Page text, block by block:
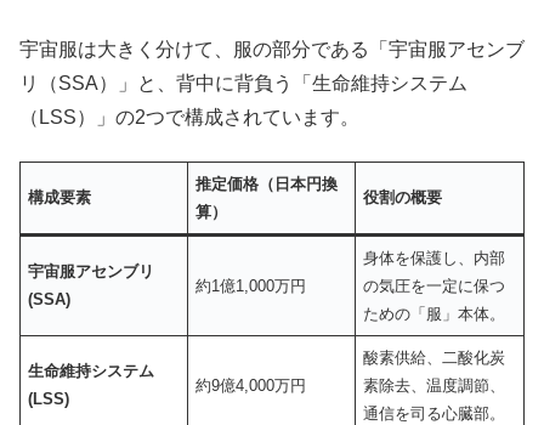
宇宙服は大きく分けて、服の部分である「宇宙服アセンブ
リ（SSA）」と、背中に背負う「生命維持システム
（LSS）」の2つで構成されています。
構成要素
推定価格（日本円換
算）
役割の概要
宇宙服アセンブリ
(SSA)
約1億1,000万円
身体を保護し、内部
の気圧を一定に保つ
ための「服」本体。
生命維持システム
(LSS)
約9億4,000万円
酸素供給、二酸化炭
素除去、温度調節、
通信を司る心臓部。